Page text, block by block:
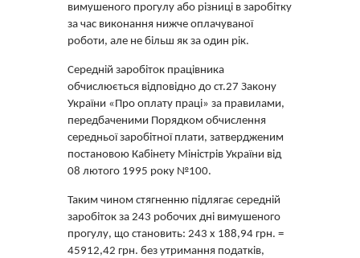
вимушеного прогулу або різниці в заробітку
за час виконання нижче оплачуваної
роботи, але не більш як за один рік.
Середній заробіток працівника
обчислюється відповідно до ст.27 Закону
України «Про оплату праці» за правилами,
передбаченими Порядком обчислення
середньої заробітної плати, затвердженим
постановою Кабінету Міністрів України від
08 лютого 1995 року №100.
Таким чином стягненню підлягає середній
заробіток за 243 робочих дні вимушеного
прогулу, що становить: 243 х 188,94 грн. =
45912,42 грн. без утримання податків,